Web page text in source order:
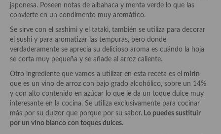
Entrantes y primeros platos
Entrantes
Gazpachos, salmorejos, sopas y cremas frías
Quínoa
Pasta
Arroces Y fideuás
japonesa. Poseen notas de albahaca y menta verde lo que las
convierte en un condimento muy aromático.
Se sirve con el sashimi y el tataki, también se utiliza para decorar
el sushi y para aromatizar las tempuras, pero donde
verdaderamente se aprecia su delicioso aroma es cuándo la hoja
se corta muy pequeña y se añade al arroz caliente.
Otro ingrediente que vamos a utilizar en esta receta es el mirin
que es un vino de arroz con bajo grado alcohólico, sobre un 14%
y con alto contenido en azúcar lo que le da un toque dulce muy
interesante en la cocina. Se utiliza exclusivamente para cocinar
más por su dulzor que porque por su sabor. Lo puedes sustituir
por un vino blanco con toques dulces.